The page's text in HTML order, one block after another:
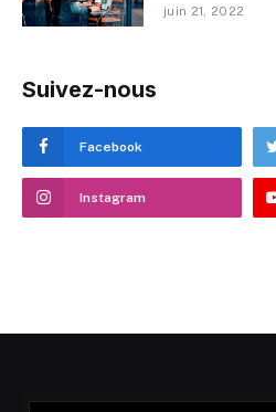
juin 21, 2022
Suivez-nous
Facebook
Instagram